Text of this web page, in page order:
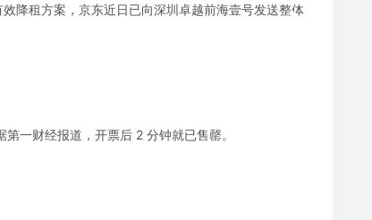
降租方案，京东近日已向深圳卓越前海壹号发送整体
一财经报道，开票后 2 分钟就已售罄。